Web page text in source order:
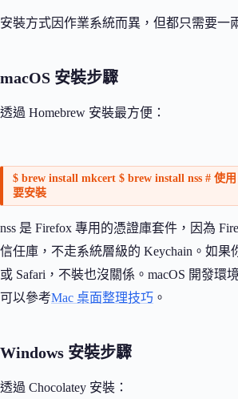
安裝方式因作業系統而異，但都只需要一
macOS 安裝步驟
透過 Homebrew 安裝最方便：
$ brew install mkcert $ brew install nss # 使
要安裝
nss 是 Firefox 專用的憑證庫套件，因為
信任庫，不走系統層級的 Keychain。如果
或 Safari，不裝也沒關係。macOS 開發環
可以參考Mac 桌面整理技巧 。
Windows 安裝步驟
透過 Chocolatey 安裝：